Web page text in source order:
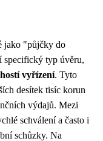
jako "půjčky do
specifický typ úvěru,
vyřízení. Tyto
desítek tisíc korun
výdajů. Mezi
schválení a často i
schůzky. Na